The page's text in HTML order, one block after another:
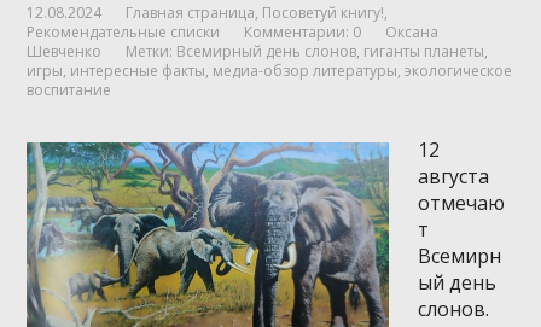
12.08.2024 Главная страница, Посоветуй книгу!,
Рекомендательные списки
Комментарии: 0
Оксана
Шевченко
Метки: Всемирный день слонов, гиганты планеты,
игры, интересные факты, медиа-обзор литературы,экологическое
воспитание
12
августа
отмечаю
т
Всемирн
ый день
слонов.